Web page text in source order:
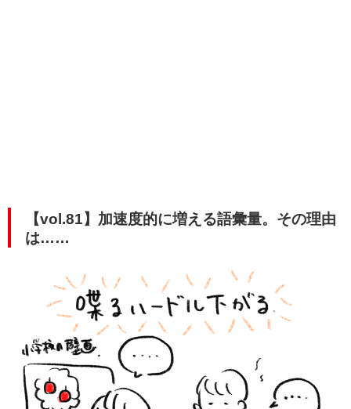
【vol.81】加速度的に増える語彙量。その理由
は……